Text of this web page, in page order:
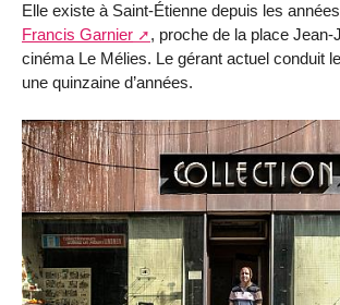
Elle existe à Saint-Étienne depuis les
Francis Garnier
, proche de la place Jean-
cinéma Le Mélies. Le gérant actuel conduit
une quinzaine d’années.